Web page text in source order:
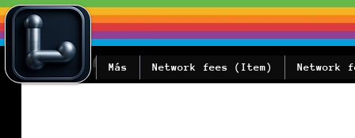
Network
Network fees (Item)
Más